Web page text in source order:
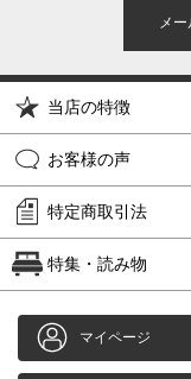
メ
当店の特徴
お客様の声
特定商取引法
特集・読み物
マイページ